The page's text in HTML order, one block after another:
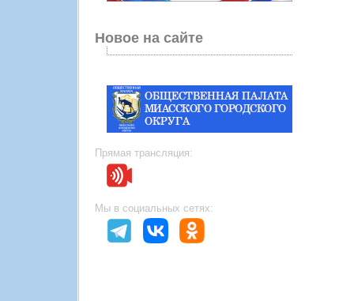
Новое на сайте
Прямая трансляция:
Мы в социальных сетях: